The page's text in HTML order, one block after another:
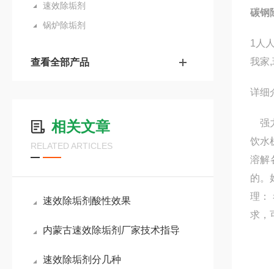
速效除垢剂
锅炉除垢剂
查看全部产品
相关文章
RELATED ARTICLES
速效除垢剂酸性效果
内蒙古速效除垢剂厂家技术指导
速效除垢剂分几种
碳钢
1人
我家
详细
强
饮水
溶解
的。
理：
求，